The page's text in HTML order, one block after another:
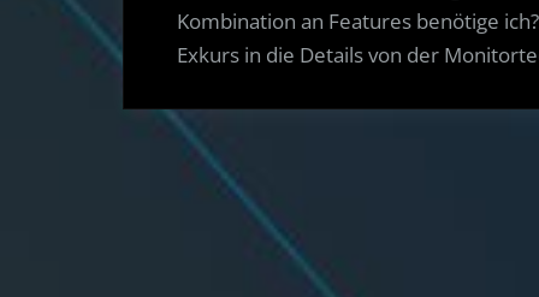
Kombination an Features benötige
Exkurs in die Details von der